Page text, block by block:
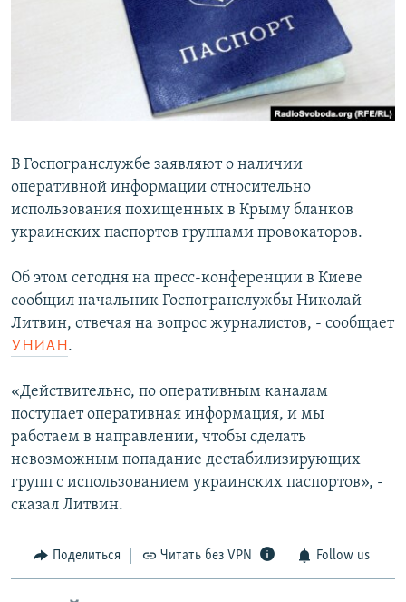
ПОБЕДИТЕЛЕЙ НЕ СУДЯТ?
КРЫМ.НЕПОКОРЕННЫЙ
УКРАИНСКАЯ ПРОБЛЕМА КРЫМА
ПРИСОЕДИНЯЙТЕСЬ!
В Госпогранслужбе заявляют о наличии
оперативной информации относительно
использования похищенных в Крыму бланков
украинских паспортов группами провокаторов.
Об этом сегодня на пресс-конференции в Киеве
сообщил начальник Госпогранслужбы Николай
Литвин, отвечая на вопрос журналистов, - сообщает
УНИАН.
«Действительно, по оперативным каналам
поступает оперативная информация, и мы
работаем в направлении, чтобы сделать
невозможным попадание дестабилизирующих
групп с использованием украинских паспортов», -
сказал Литвин.
Поделиться Читать без VPN Follow us